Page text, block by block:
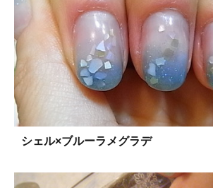
シェル×ブルーラメグラデ